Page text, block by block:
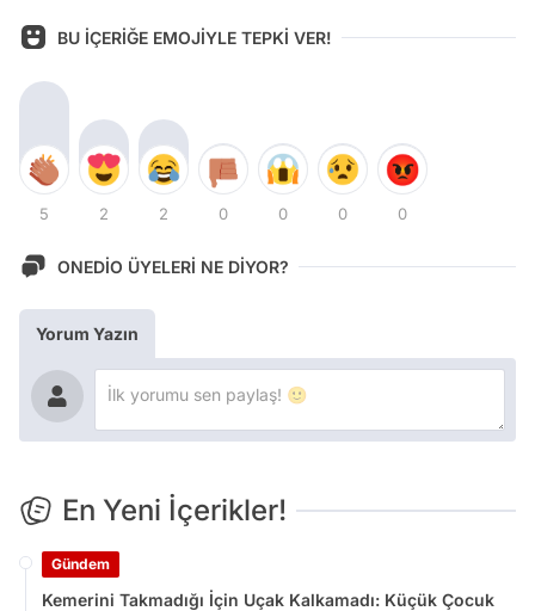
BU İÇERİĞE EMOJİYLE TEPKİ VER!
5 2 2 0 0 0 0
ONEDİO ÜYELERİ NE DİYOR?
Yorum Yazın
En Yeni İçerikler!
Gündem
Kemerini Takmadığı İçin Uçak Kalkamadı: Küçük Çocuk